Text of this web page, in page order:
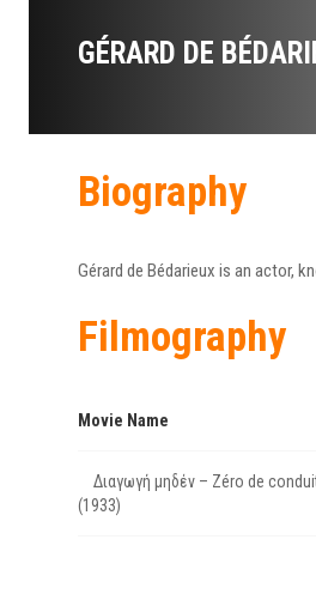
GÉRARD DE
Biography
Gérard de Bédarieux is an actor,
Filmography
Movie Name
Διαγωγή μηδέν – Zéro de
(1933)